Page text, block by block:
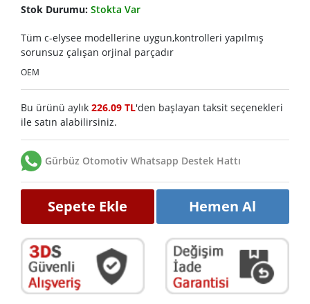
Stok Durumu: Stokta Var
Tüm c-elysee modellerine uygun,kontrolleri yapılmış
sorunsuz çalışan orjinal parçadır
OEM
Bu ürünü aylık 226.09 TL'den başlayan taksit seçenekleri
ile satın alabilirsiniz.
Gürbüz Otomotiv Whatsapp Destek Hattı
Sepete Ekle Hemen Al